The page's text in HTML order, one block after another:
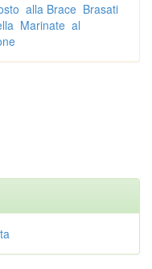
alla Brace Brasati
Marinate al